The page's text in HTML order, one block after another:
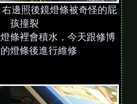
邊照後鏡燈條被奇怪的屁
孩撞裂
條裡會積水，今天跟修博
燈條後進行維修